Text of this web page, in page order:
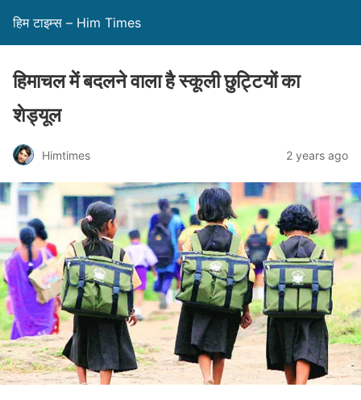
हिम टाइम्स – Him Times
हिमाचल में बदलने वाला है स्कूली छुट्टियों का
शेड्यूल
Himtimes 2 years ago